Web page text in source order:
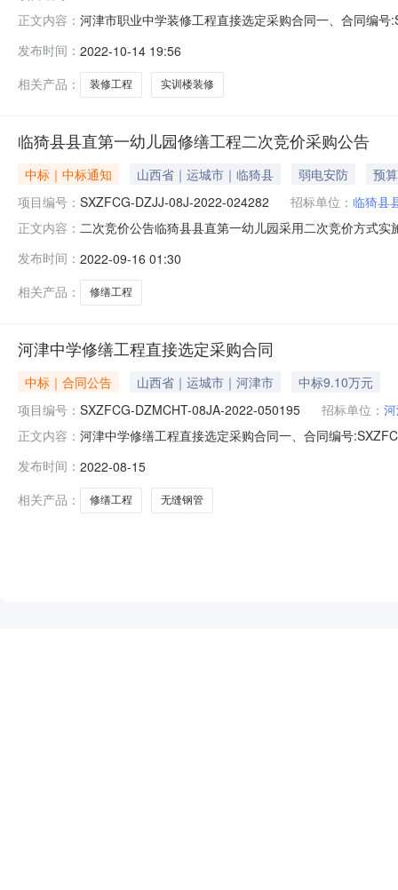
正文内容： 河津市职业中学装修工程直接选定采购合同一、合同编
方）：贵州龙杨建筑工程有限公司山西省第二分公司地
发布时间： 2022-10-14 19:56
相关产品：
装修工程 实训楼装修
临猗县县直第一幼儿园修缮工程二次竞价采购公告
中标｜中标通知 山西省｜运城市｜临猗县 弱电安防
预
项目编号： SXZFCG-DZJJ-08J-2022-024282 招标单位： 临猗县
正文内容： 二次竞价公告临猗县县直第一幼儿园采用二次竞价方式
时间：2022-09-1515:40:52~2022-09-1700:00:00（六
发布时间： 2022-09-16 01:30
相关产品：
修缮工程
河津中学修缮工程直接选定采购合同
中标｜合同公告 山西省｜运城市｜河津市
中标9.10万元
项目编号： SXZFCG-DZMCHT-08JA-2022-050195 招标单位：
正文内容： 河津中学修缮工程直接选定采购合同一、合同编号
有限公司山西省第二分公司地址：清涧街道联系人：任
发布时间： 2022-08-15
相关产品：
修缮工程 无缝钢管